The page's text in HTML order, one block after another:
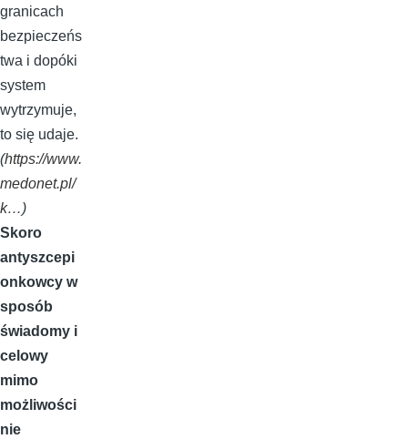
granicach
bezpieczeńs
twa i dopóki
system
wytrzymuje,
to się udaje.
(https://www.
medonet.pl/
k…)
Skoro
antyszcepi
onkowcy w
sposób
świadomy i
celowy
mimo
możliwości
nie